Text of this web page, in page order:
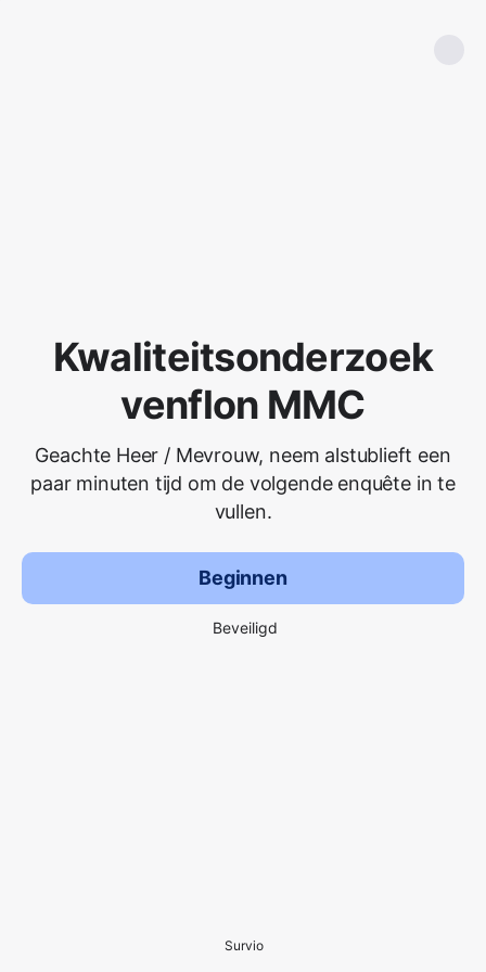
Kwaliteitsonderzoek
venflon MMC
Geachte Heer / Mevrouw, neem alstublieft een
paar minuten tijd om de volgende enquête in te
vullen.
Beginnen
Beveiligd
Survio